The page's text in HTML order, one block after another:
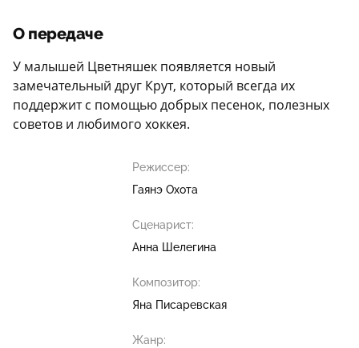
О передаче
У малышей Цветняшек появляется новый
замечательный друг Крут, который всегда их
поддержит с помощью добрых песенок, полезных
советов и любимого хоккея.
Режиссер:
Гаянэ Охота
Сценарист:
Анна Шелегина
Композитор:
Яна Писаревская
Жанр: